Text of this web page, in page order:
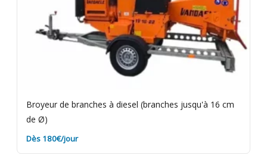
Broyeur de branches à diesel (branches jusqu'à 16 cm
de Ø)
Dès 180€/jour